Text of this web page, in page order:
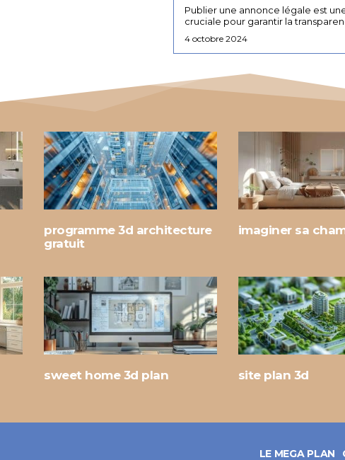
Publier une annonce légale est
cruciale pour garantir la
4 octobre 2024
programme 3d architecture
gratuit
imaginer sa
sweet home 3d plan site plan 3d
LE MEGA PLAN